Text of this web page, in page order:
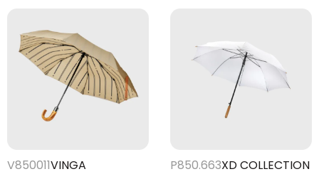
V850011VINGA P850.663XD COLLECTION